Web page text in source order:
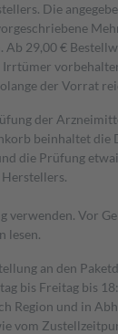
Die
Ab 29,00 €
der Vorrat
der
beinhaltet die
die Prüfung
verwenden. Vor
lesen.
an den
bis Freitag bis
Region und in
vom